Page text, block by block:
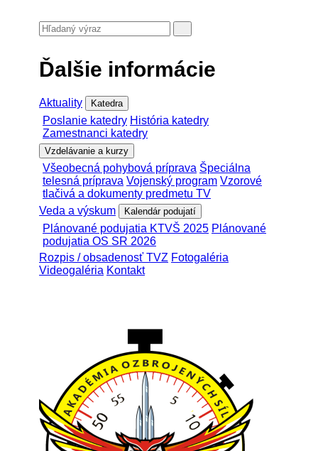
Ďalšie informácie
Aktuality Katedra
Poslanie katedry História katedry
Zamestnanci katedry
Vzdelávanie a kurzy
Všeobecná pohybová príprava Špeciálna
telesná príprava Vojenský program Vzorové
tlačivá a dokumenty predmetu TV
Veda a výskum
Kalendár podujatí
Plánované podujatia KTVŠ 2025 Plánované
podujatia OS SR 2026
Rozpis / obsadenosť TVZ Fotogaléria
Videogaléria Kontakt